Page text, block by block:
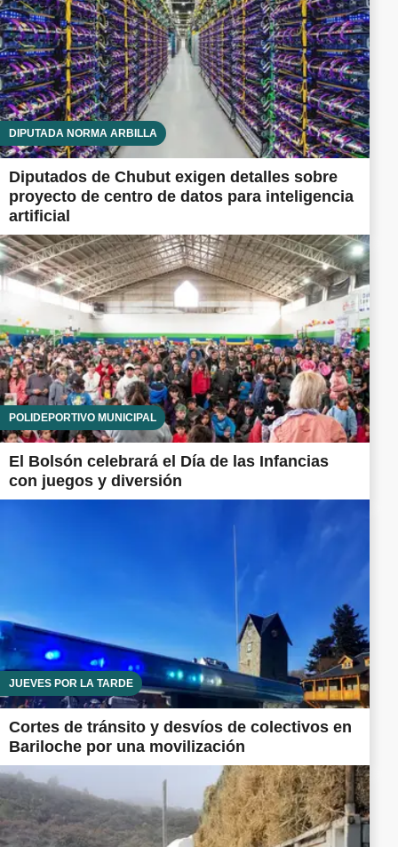
DIPUTADA NORMA ARBILLA
Diputados de Chubut exigen detalles sobre
proyecto de centro de datos para inteligencia
artificial
POLIDEPORTIVO MUNICIPAL
El Bolsón celebrará el Día de las Infancias
con juegos y diversión
JUEVES POR LA TARDE
Cortes de tránsito y desvíos de colectivos en
Bariloche por una movilización